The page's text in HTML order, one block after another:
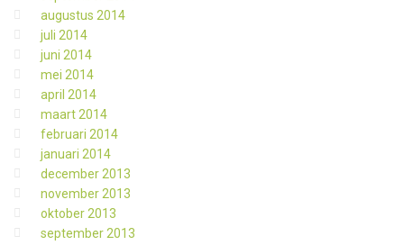
augustus 2014
juli 2014
juni 2014
mei 2014
april 2014
maart 2014
februari 2014
januari 2014
december 2013
november 2013
oktober 2013
september 2013